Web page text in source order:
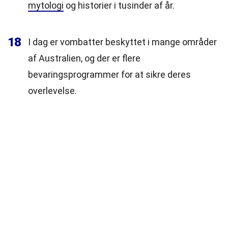
mytologi og historier i tusinder af år.
18
I dag er vombatter beskyttet i mange områder
af Australien, og der er flere
bevaringsprogrammer for at sikre deres
overlevelse.